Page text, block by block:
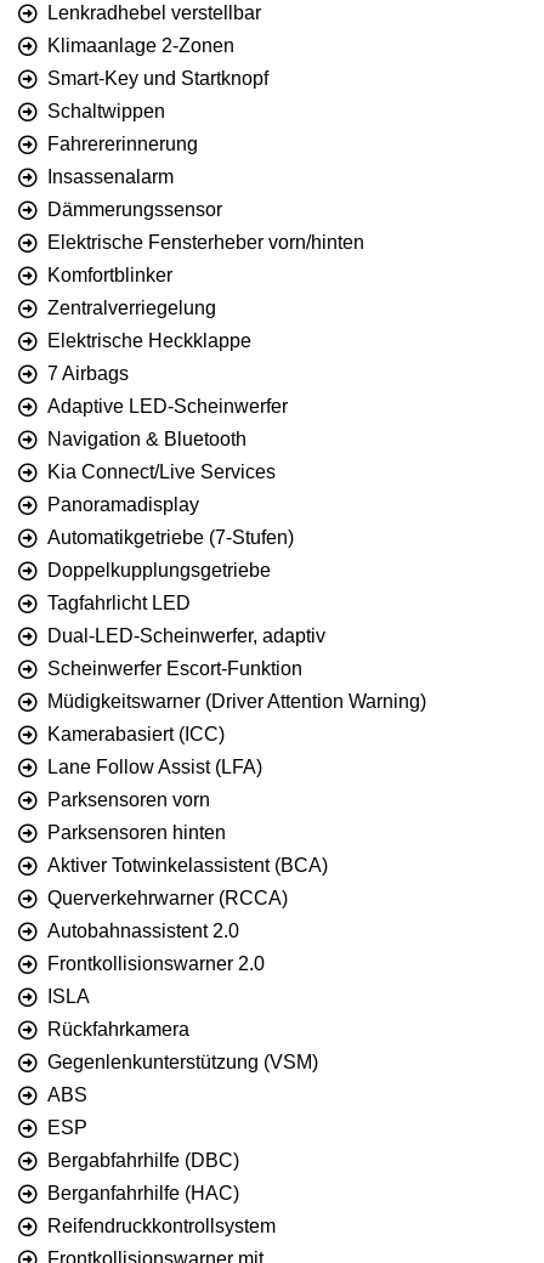
Lenkradhebel verstellbar
Klimaanlage 2-Zonen
Smart-Key und Startknopf
Schaltwippen
Fahrererinnerung
Insassenalarm
Dämmerungssensor
Elektrische Fensterheber vorn/hinten
Komfortblinker
Zentralverriegelung
Elektrische Heckklappe
7 Airbags
Adaptive LED-Scheinwerfer
Navigation & Bluetooth
Kia Connect/Live Services
Panoramadisplay
Automatikgetriebe (7-Stufen)
Doppelkupplungsgetriebe
Tagfahrlicht LED
Dual-LED-Scheinwerfer, adaptiv
Scheinwerfer Escort-Funktion
Müdigkeitswarner (Driver Attention Warning)
Kamerabasiert (ICC)
Lane Follow Assist (LFA)
Parksensoren vorn
Parksensoren hinten
Aktiver Totwinkelassistent (BCA)
Querverkehrwarner (RCCA)
Autobahnassistent 2.0
Frontkollisionswarner 2.0
ISLA
Rückfahrkamera
Gegenlenkunterstützung (VSM)
ABS
ESP
Bergabfahrhilfe (DBC)
Berganfahrhilfe (HAC)
Reifendruckkontrollsystem
Frontkollisionswarner mit